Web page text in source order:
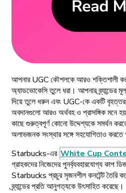
আপনার UGC কৌশলকে আরও শক্তিশালী
অ্যাডভোকেসি তুলে ধরা। আপনার ব্র্যান্ডের
দিয়ে তুলে ধরুন এবং UGC-কে একটি বৃহত্তর
অবদানগুলো আরও অর্থবহ ও প্রাসঙ্গিক মনে
কাছে গুরুত্বপূর্ণ কোনো উদ্দেশ্যকে সমর্থন
অলাভজনক সংস্থার সঙ্গে সহযোগিতাও করতে
Starbucks-এর White Cup
গ্রাহকদের নিজেদের পুনর্ব্যবহারযোগ্য কাপ
Starbucks প্রচুর সৃজনশীল কনটেন্ট তৈরি
ব্র্যান্ডের প্রতি আনুগত্যকে উৎসাহিত করেছে।